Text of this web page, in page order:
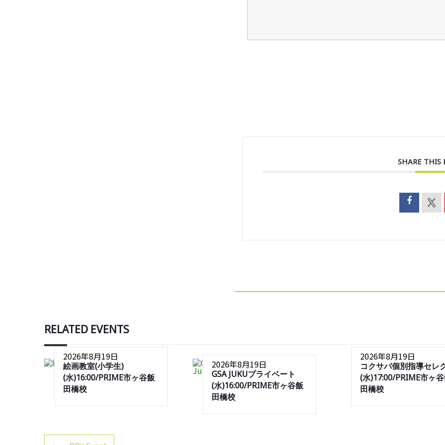
SHARE THIS
RELATED EVENTS
2026年8月19日
絵画教室(小学生)
(水)16:00/PRIME市ヶ谷飯
田橋校
2026年8月19日
GSA JUKUプライベート
(水)16:00/PRIME市ヶ谷飯
田橋校
2026年8月19日
コクサバ個別指導セレ
(水)17:00/PRIME市ヶ
田橋校